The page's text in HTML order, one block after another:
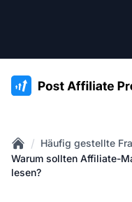
:site.title
Home
/ Häufig gestellte
Warum sollten Affiliate-
lesen?